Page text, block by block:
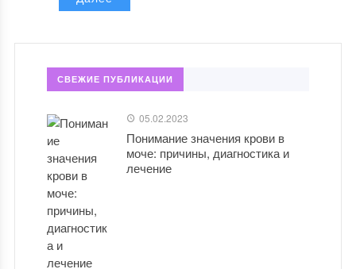
СВЕЖИЕ ПУБЛИКАЦИИ
05.02.2023
Понимание значения крови в
моче: причины, диагностика и
лечение